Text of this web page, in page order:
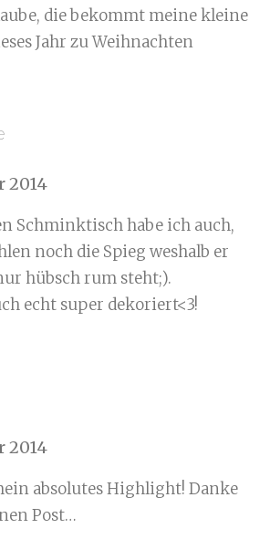
die bekommt meine kleine
Jahr zu Weihnachten
2014
Schminktisch habe ich auch,
noch die Spieg weshalb er
hübsch rum steht;).
echt super dekoriert<3!
2014
absolutes Highlight! Danke
Post…